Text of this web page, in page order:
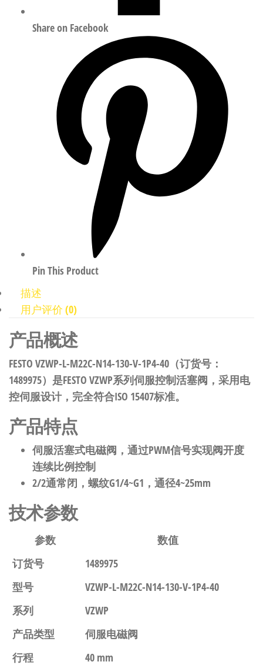
Share on Facebook
Pin This Product
描述
用户评价 (0)
产品概述
FESTO VZWP-L-M22C-N14-130-V-1P4-40（订货号：
1489975）是FESTO VZWP系列伺服控制活塞阀，采用电
控伺服设计，完全符合ISO 15407标准。
产品特点
伺服活塞式电磁阀，通过PWM信号实现阀开度
连续比例控制
2/2通常闭，螺纹G1/4~G1，通径4~25mm
技术参数
参数
数值
订货号
1489975
型号
VZWP-L-M22C-N14-130-V-1P4-40
系列
VZWP
产品类型
伺服电磁阀
行程
40 mm